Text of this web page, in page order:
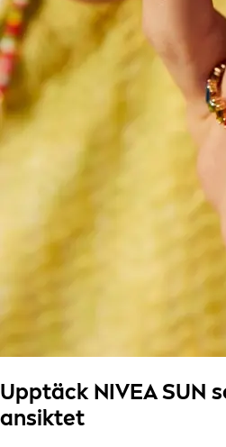
Upptäck NIVEA SUN
ansiktet